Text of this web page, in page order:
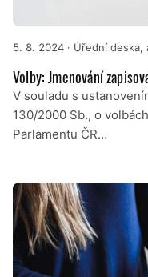
5. 8. 2024 · Úřední deska,
Volby: Jmenování
V souladu s
130/2000 Sb., o
Parlamentu ČR…